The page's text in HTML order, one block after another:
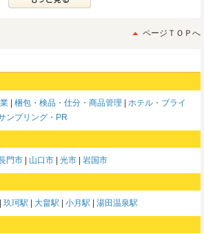
ページＴＯＰへ
梱包・検品・仕分・商品管理
ホテル・ブライ
ンプリング・PR
門市 山口市 光市 岩国市
玖珂駅 大畠駅 小月駅 湯田温泉駅